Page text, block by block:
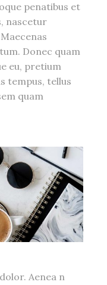
penatibus et
nascetur
Donec quam
eu, pretium
tempus, tellus
quam
Aenea n